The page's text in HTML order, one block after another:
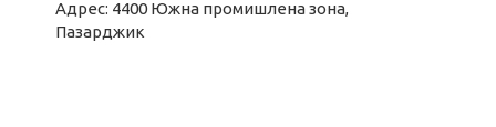
Адрес: 4400 Южна промишлена зона,
Пазарджик